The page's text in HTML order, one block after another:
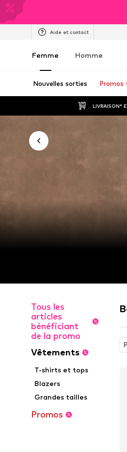
Aide et contact
Femme Homme
Nouvelles sorties Promos
LIVRAISON*
Tous les
articles
bénéficiant
de la promo
Vêtements
T-shirts et tops
Blazers
Grandes tailles
Promos